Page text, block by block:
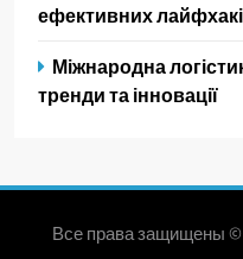
ефективних
Міжнародна
тренди та інновації
Все права защищены